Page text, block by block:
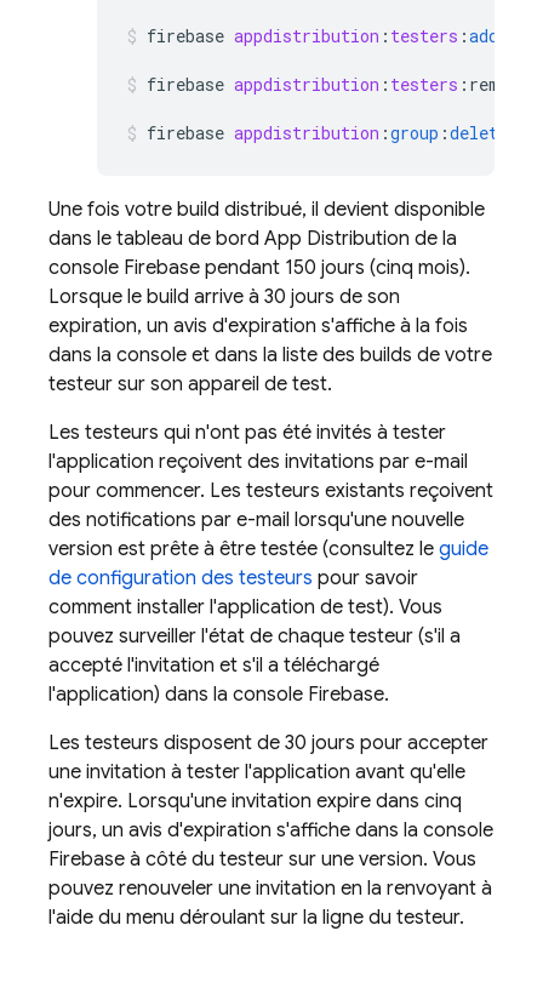
firebase appdistribution : testers :add
firebase appdistribution : testers : remove
firebase appdistribution :group :delete
Une fois votre build distribué, il devient disponible
dans le tableau de bord App Distribution de la
console Firebase pendant 150 jours (cinq mois).
Lorsque le build arrive à 30 jours de son
expiration, un avis d'expiration s'affiche à la fois
dans la console et dans la liste des builds de votre
testeur sur son appareil de test.
Les testeurs qui n'ont pas été invités à tester
l'application reçoivent des invitations par e-mail
pour commencer. Les testeurs existants reçoivent
des notifications par e-mail lorsqu'une nouvelle
version est prête à être testée (consultez le guide
de configuration des testeurs pour savoir
comment installer l'application de test). Vous
pouvez surveiller l'état de chaque testeur (s'il a
accepté l'invitation et s'il a téléchargé
l'application) dans la console Firebase.
Les testeurs disposent de 30 jours pour accepter
une invitation à tester l'application avant qu'elle
n'expire. Lorsqu'une invitation expire dans cinq
jours, un avis d'expiration s'affiche dans la console
Firebase à côté du testeur sur une version. Vous
pouvez renouveler une invitation en la renvoyant à
l'aide du menu déroulant sur la ligne du testeur.